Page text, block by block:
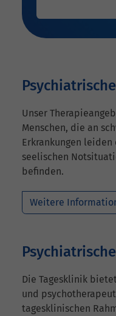
Unser
Menschen, die an
Erkrankungen
seelischen
befinden.
Weitere
Die Tagesklinik
und
tagesklinischen